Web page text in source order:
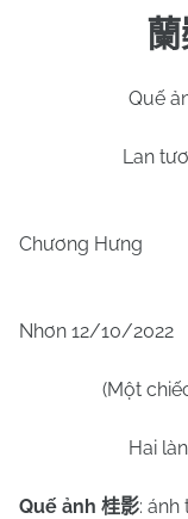
Quế
Lan
Chương Hưng
Nhơn 12/10/2022
(Một
Hai
Quế ảnh 桂影: ánh